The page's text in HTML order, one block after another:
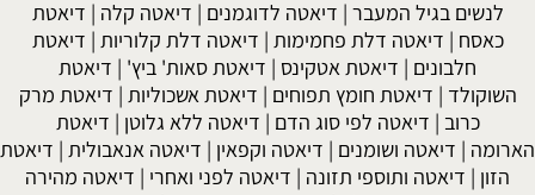
לנשים בגיל המעבר | דיאטה לדוגמנים | דיאטה קלה | דיאטת
כאסח | דיאטה דלת פחמימות | דיאטה דלת קלוריות | דיאטת
חלבונים | דיאטת אטקינס | דיאטת סאות' ביץ' | דיאטת
השוקולד | דיאטת חומץ תפוחים | דיאטת אשכוליות | דיאטת מרק
כרוב | דיאטה לפי סוג הדם | דיאטה ללא גלוטן | דיאטת
הארומה | דיאטה ושומנים | דיאטה וקפאין | דיאטה אנאבולית | דיאטת
הזון | דיאטה ותוספי תזונה | דיאטה לפני ואחרי | דיאטה מהירה